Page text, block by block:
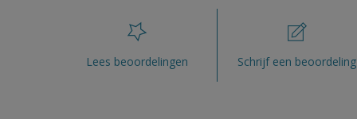
Lees beoordelingen Schrijf een beoordeling